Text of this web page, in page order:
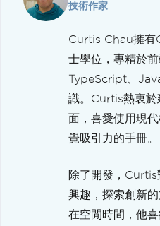
技術作家
Curtis Chau擁有
士學位，專精於
TypeScript、
識。Curtis熱衷於
面，喜愛使用現
覺吸引力的手冊。
除了開發，
興趣，探索創新的
在空閒時間，他